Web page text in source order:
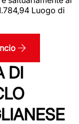
Luogo di
DI